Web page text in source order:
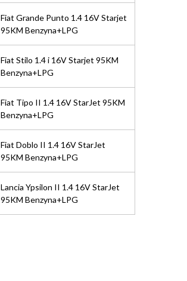
Fiat Grande Punto 1.4 16V Starjet
95KM Benzyna+LPG
Fiat Stilo 1.4 i 16V Starjet 95KM
Benzyna+LPG
Fiat Tipo II 1.4 16V StarJet 95KM
Benzyna+LPG
Fiat Doblo II 1.4 16V StarJet
95KM Benzyna+LPG
Lancia Ypsilon II 1.4 16V StarJet
95KM Benzyna+LPG